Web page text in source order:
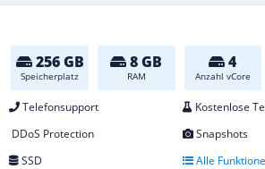
256 GB
Speicherplatz
8 GB
RAM
4
Anzahl vCore
Telefonsupport
Kostenlose
DDoS Protection
Snapshots
SSD
Alle